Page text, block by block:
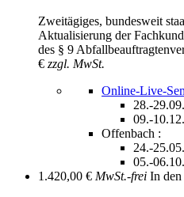
Zweitägiges, bundesweit
Aktualisierung der
des § 9
€ zzgl. MwSt.
Online-Live-
28.-
09.-
Offenbach :
24.-
05.-
1.420,00 € MwSt.-frei In